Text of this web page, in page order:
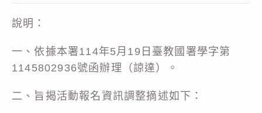
說明：
一、依據本署114年5月19日臺教國署學字第
1145802936號函辦理（諒達）。
二、旨揭活動報名資訊調整摘述如下：